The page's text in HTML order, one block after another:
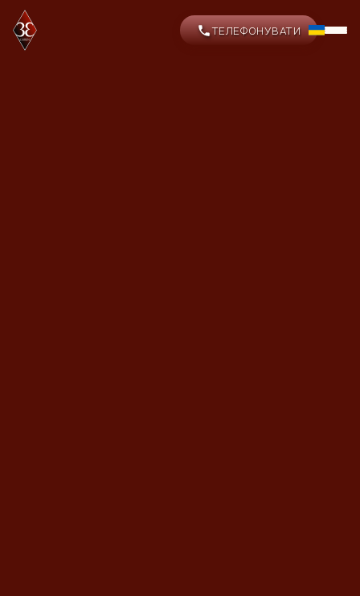
ТЕЛЕФОНУВАТИ